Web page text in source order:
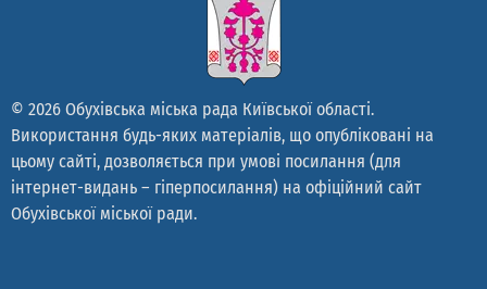
© 2026 Обухівська міська рада Київської області.
Використання будь-яких матеріалів, що опубліковані на
цьому сайті, дозволяється при умові посилання (для
інтернет-видань – гіперпосилання) на офіційний сайт
Обухівської міської ради.